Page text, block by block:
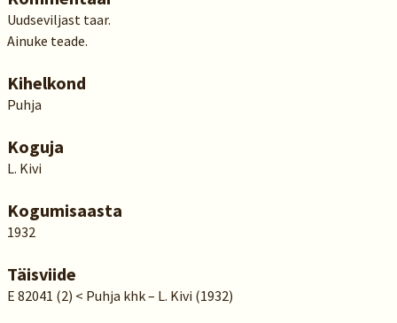
Uudseviljast taar.
Ainuke teade.
Kihelkond
Puhja
Koguja
L. Kivi
Kogumisaasta
1932
Täisviide
E 82041 (2) < Puhja khk – L. Kivi (1932)